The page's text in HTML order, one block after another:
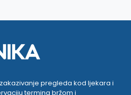
pregleda kod ljekara i
termina bržom i